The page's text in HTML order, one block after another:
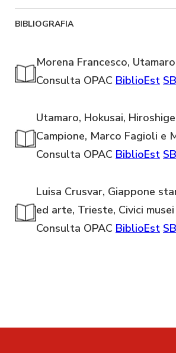
BIBLIOGRAFIA
Morena Francesco,
Consulta OPAC BiblioEst
Utamaro, Hokusai,
Campione, Marco Fagioli e
Consulta OPAC BiblioEst
Luisa Crusvar, Giappone
ed arte, Trieste, Civici
Consulta OPAC BiblioEst